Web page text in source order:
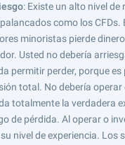
: Existe un alto nivel de
como los CFDs.
minoristas pierde
Usted no debería
permitir perder, porque es
total. No debería
totalmente la verdadera
de pérdida. Al operar o
nivel de experiencia. Los